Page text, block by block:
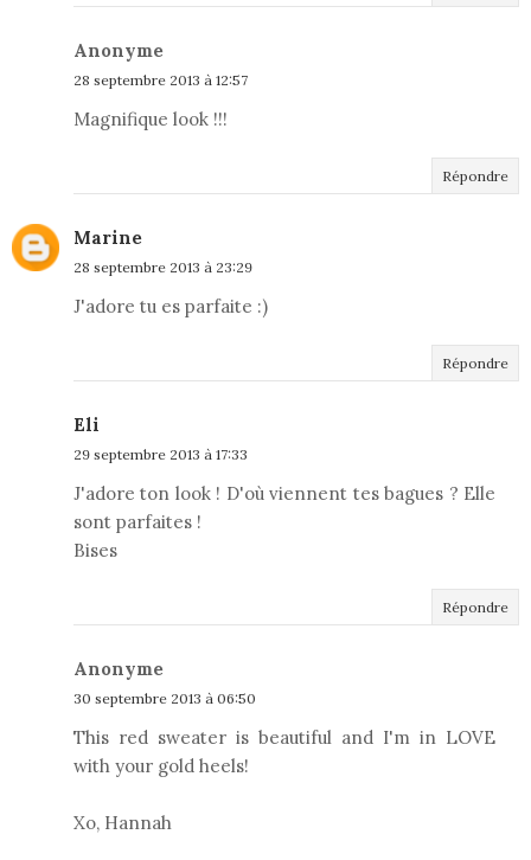
Anonyme
28 septembre 2013 à 12:57
Magnifique look !!!
Répondre
Marine
28 septembre 2013 à 23:29
J'adore tu es parfaite :)
Répondre
Eli
29 septembre 2013 à 17:33
J'adore ton look ! D'où viennent tes bagues ? Elle
sont parfaites !
Bises
Répondre
Anonyme
30 septembre 2013 à 06:50
This red sweater is beautiful and I'm in LOVE
with your gold heels!
Xo, Hannah